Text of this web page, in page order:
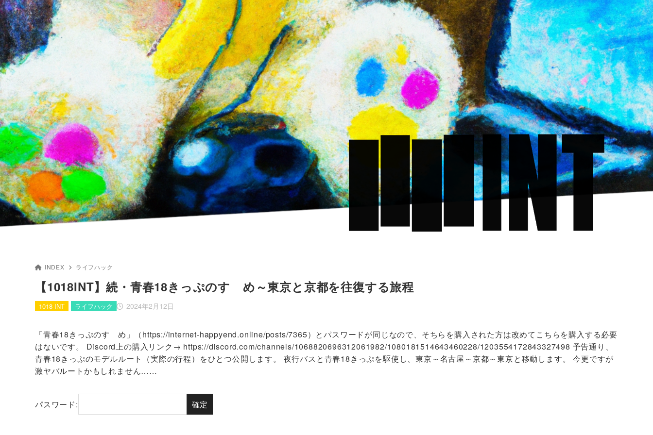
INDEX ライフハック
【1018INT】続・青春18きっぷのすゝめ～東京と京都を往復する旅程
1018 INT 2024年2月12日
ライフハック
「青春18きっぷのすゝめ」（https://internet-happyend.online/posts/7365）とパスワードが同じなので、そちらを購入された方は改めてこちらを購入する必要
はないです。 Discord上の購入リンク→ https://discord.com/channels/1068820696312061982/1080181514643460228/1203554172843327498 予告通り、
青春18きっぷのモデルルート（実際の行程）をひとつ公開します。 夜行バスと青春18きっぷを駆使し、東京～名古屋～京都～東京と移動します。 今更ですが
激ヤバルートかもしれません……
パスワード: